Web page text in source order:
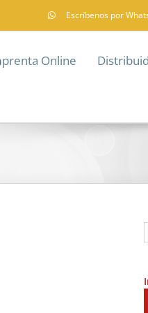
Escríbenos por
Online